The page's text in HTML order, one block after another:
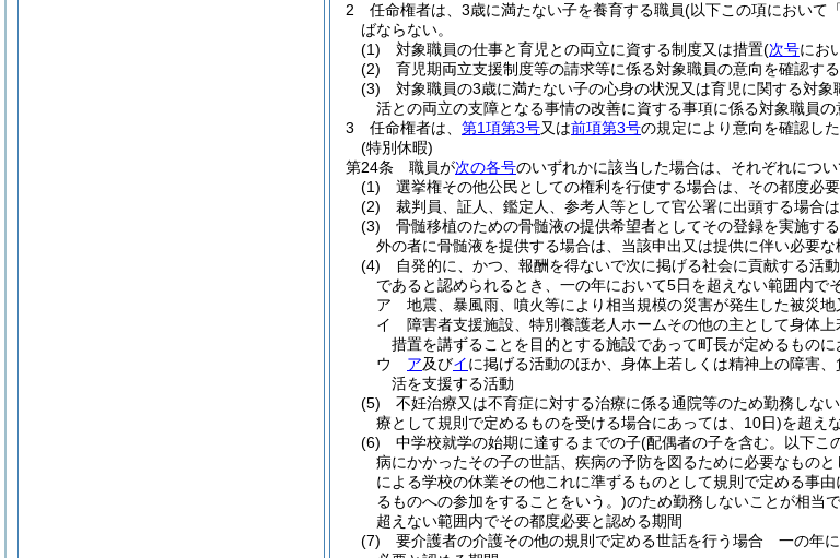
2
任命権者は、3歳に満たない子を養育する職員(以下この項において
ばならない。
(1)
対象職員の仕事と育児との両立に資する制度又は措置(次号にお
(2)
育児期両立支援制度等の請求等に係る対象職員の意向を確認す
(3)
対象職員の3歳に満たない子の心身の状況又は育児に関する対
活との両立の支障となる事情の改善に資する事項に係る対象職員
3
任命権者は、 第1項第3号又は前項第3号の規定により意向を確認し
(特別休暇)
第24条
職員が次の各号のいずれかに該当した場合は、それぞれにつ
(1)
選挙権その他公民としての権利を行使する場合は、その都度必
(2)
裁判員、証人、鑑定人、参考人等として官公署に出頭する場合
(3)
骨髄移植のための骨髄液の提供希望者としてその登録を実施す
外の者に骨髄液を提供する場合は、当該申出又は提供に伴い必要
(4)
自発的に、かつ、報酬を得ないで次に掲げる社会に貢献する活動
であると認められるとき、一の年において5日を超えない範囲内で
ア
地震、暴風雨、噴火等により相当規模の災害が発生した被災
イ
障害者支援施設、特別養護老人ホームその他の主として身体
措置を講ずることを目的とする施設であって町長が定めるものに
ウ
ア及びイに掲げる活動のほか、身体上若しくは精神上の障害
活を支援する活動
(5)
不妊治療又は不育症に対する治療に係る通院等のため勤務し
療として規則で定めるものを受ける場合にあっては、10日)を超え
(6)
中学校就学の始期に達するまでの子(配偶者の子を含む。以下こ
病にかかったその子の世話、疾病の予防を図るために必要なもの
による学校の休業その他これに準ずるものとして規則で定める事
るものへの参加をすることをいう。)のため勤務しないことが相当
超えない範囲内でその都度必要と認める期間
(7)
要介護者の介護その他の規則で定める世話を行う場合 一の年